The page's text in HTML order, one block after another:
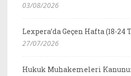
03/08/2026
Lexpera’da Geçen Hafta (18-24
27/07/2026
Hukuk Muhakemeleri